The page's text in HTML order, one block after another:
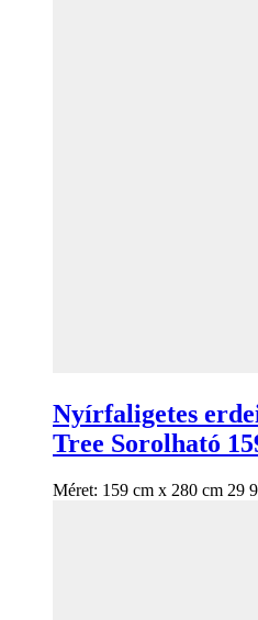
Nyírfaligetes
Tree Sorolható
Méret: 159 cm x 280 cm 29